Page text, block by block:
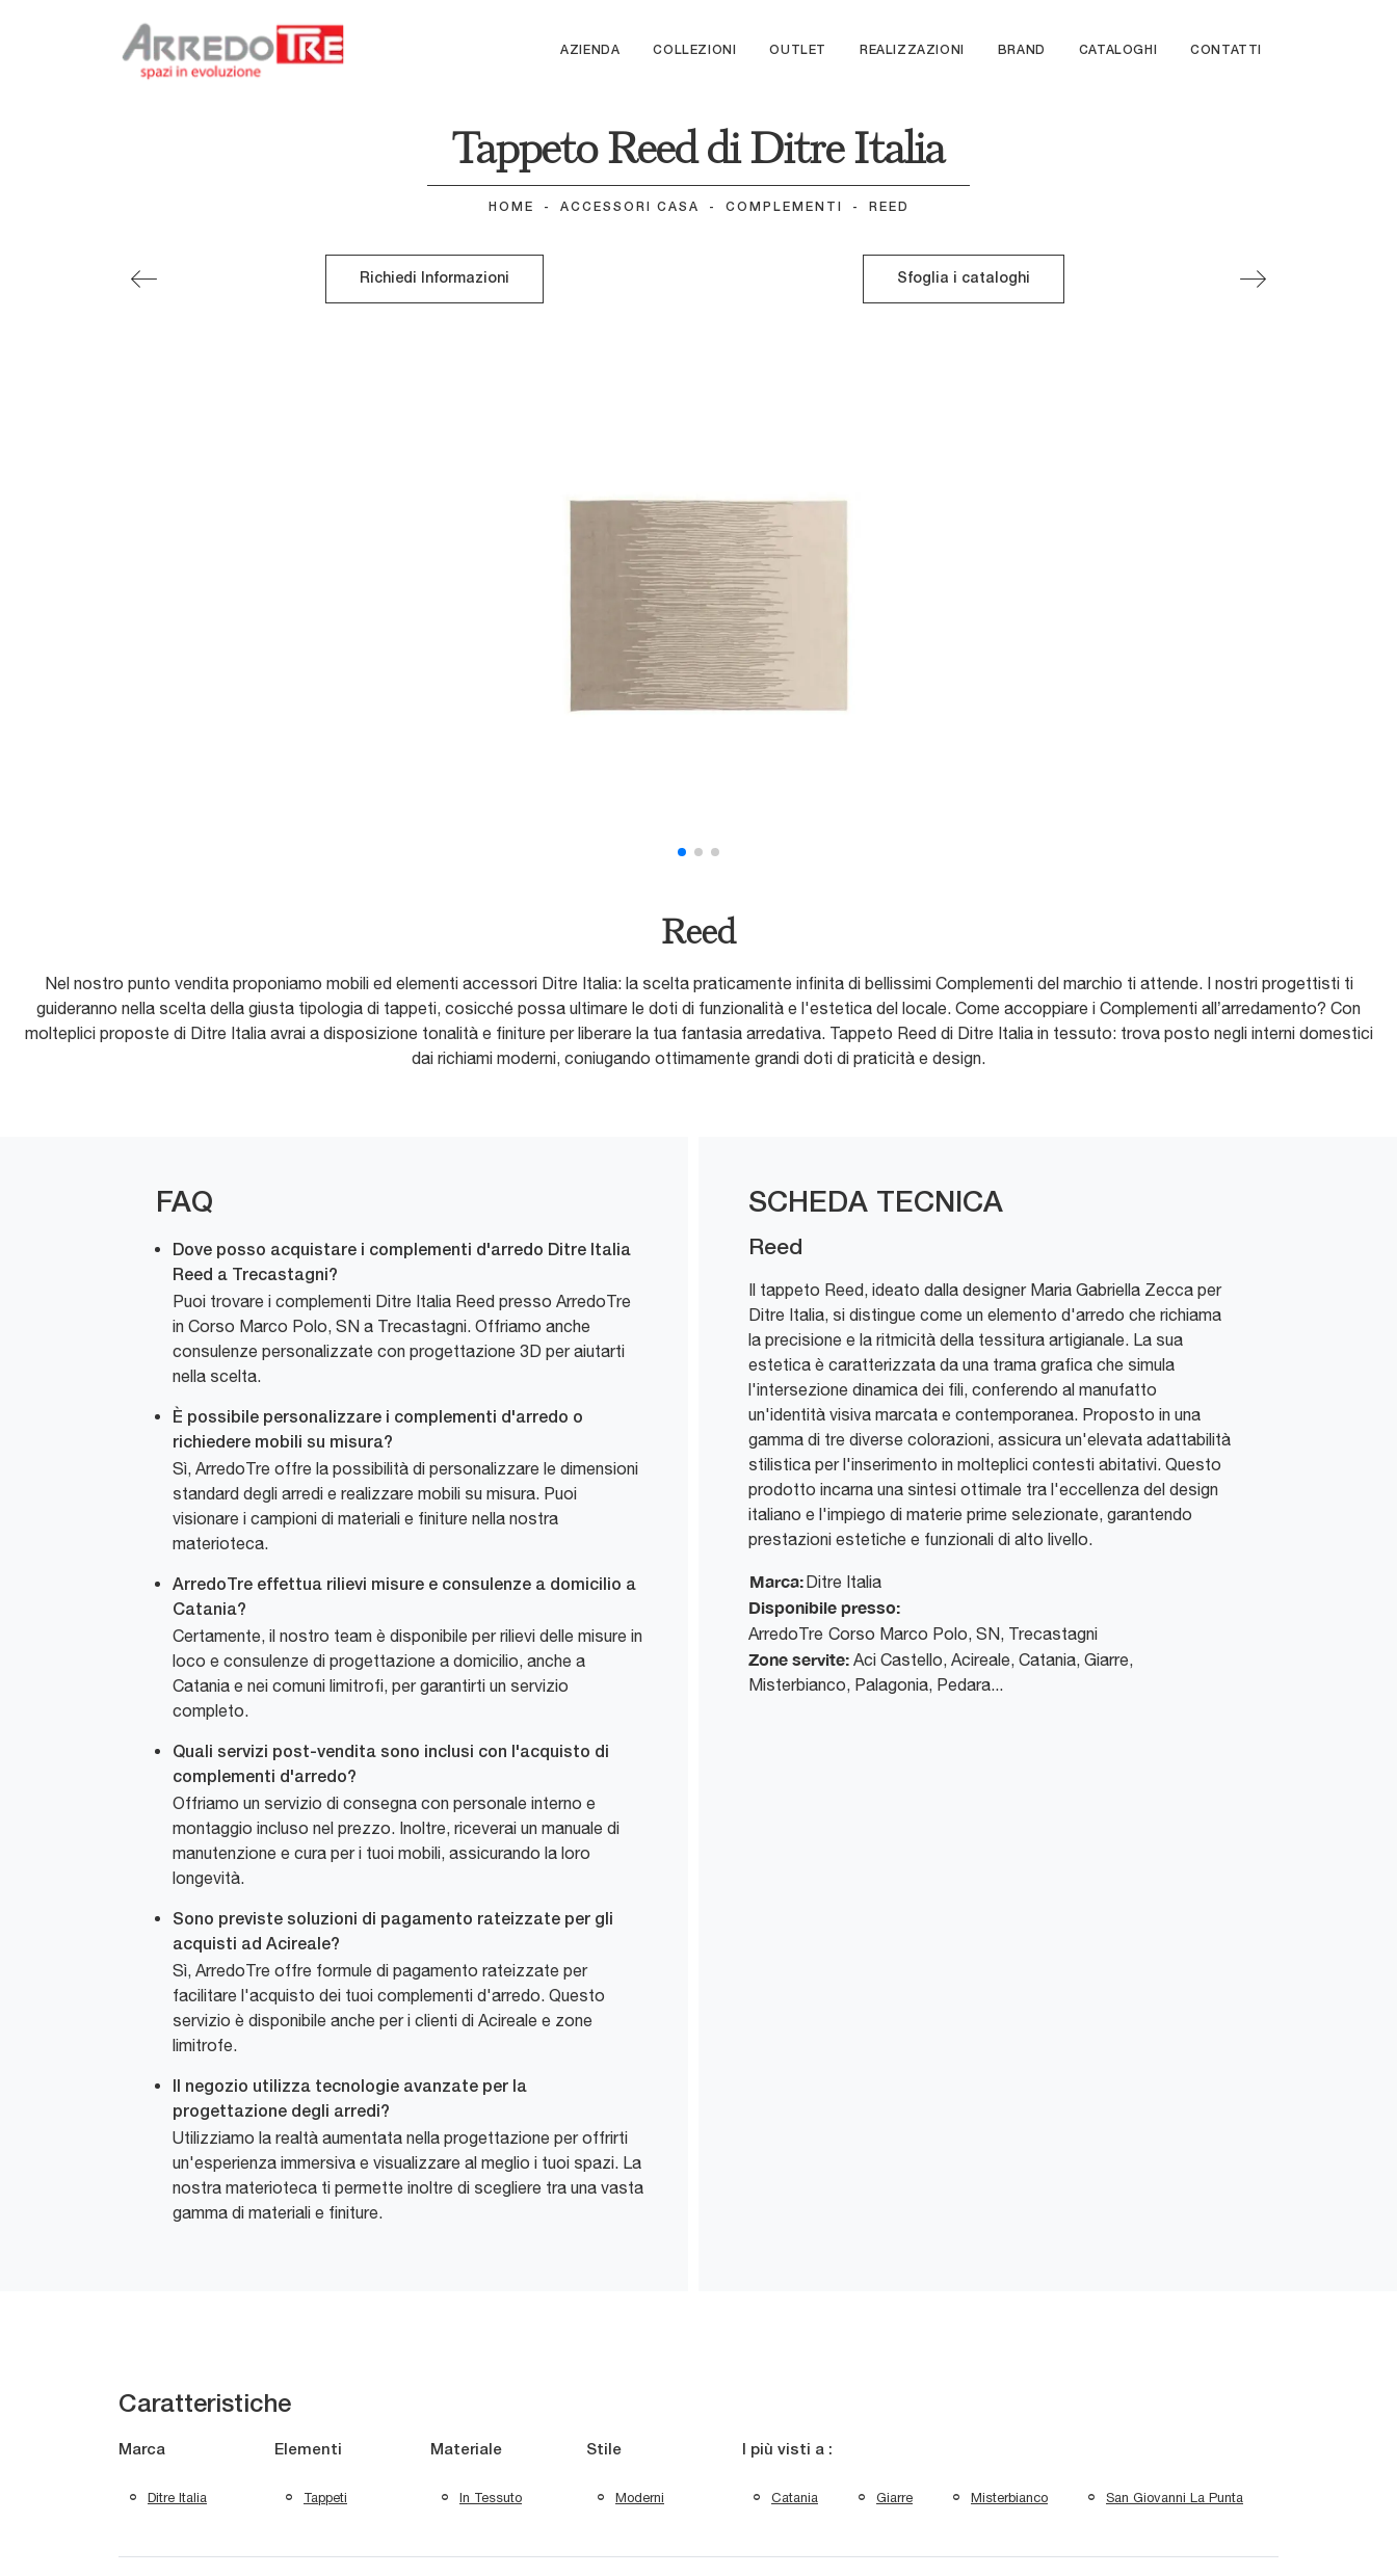
AZIENDA COLLEZIONI OUTLET REALIZZAZIONI BRAND CATALOGHI CONTATTI
Tappeto Reed di Ditre Italia
HOME - ACCESSORI CASA - COMPLEMENTI - REED
Richiedi Informazioni Sfoglia i cataloghi
Reed
Nel nostro punto vendita proponiamo mobili ed elementi accessori Ditre Italia: la scelta praticamente infinita di bellissimi Complementi del marchio ti attende. I nostri progettisti ti
guideranno nella scelta della giusta tipologia di tappeti, cosicché possa ultimare le doti di funzionalità e l'estetica del locale. Come accoppiare i Complementi all’arredamento? Con
molteplici proposte di Ditre Italia avrai a disposizione tonalità e finiture per liberare la tua fantasia arredativa. Tappeto Reed di Ditre Italia in tessuto: trova posto negli interni domestici
dai richiami moderni, coniugando ottimamente grandi doti di praticità e design.
FAQ
Dove posso acquistare i complementi d'arredo Ditre Italia
Reed a Trecastagni?
Puoi trovare i complementi Ditre Italia Reed presso ArredoTre
in Corso Marco Polo, SN a Trecastagni. Offriamo anche
consulenze personalizzate con progettazione 3D per aiutarti
nella scelta.
È possibile personalizzare i complementi d'arredo o
richiedere mobili su misura?
Sì, ArredoTre offre la possibilità di personalizzare le dimensioni
standard degli arredi e realizzare mobili su misura. Puoi
visionare i campioni di materiali e finiture nella nostra
materioteca.
ArredoTre effettua rilievi misure e consulenze a domicilio a
Catania?
Certamente, il nostro team è disponibile per rilievi delle misure in
loco e consulenze di progettazione a domicilio, anche a
Catania e nei comuni limitrofi, per garantirti un servizio
completo.
Quali servizi post-vendita sono inclusi con l'acquisto di
complementi d'arredo?
Offriamo un servizio di consegna con personale interno e
montaggio incluso nel prezzo. Inoltre, riceverai un manuale di
manutenzione e cura per i tuoi mobili, assicurando la loro
longevità.
Sono previste soluzioni di pagamento rateizzate per gli
acquisti ad Acireale?
Sì, ArredoTre offre formule di pagamento rateizzate per
facilitare l'acquisto dei tuoi complementi d'arredo. Questo
servizio è disponibile anche per i clienti di Acireale e zone
limitrofe.
Il negozio utilizza tecnologie avanzate per la
progettazione degli arredi?
Utilizziamo la realtà aumentata nella progettazione per offrirti
un'esperienza immersiva e visualizzare al meglio i tuoi spazi. La
nostra materioteca ti permette inoltre di scegliere tra una vasta
gamma di materiali e finiture.
SCHEDA TECNICA
Reed
Il tappeto Reed, ideato dalla designer Maria Gabriella Zecca per
Ditre Italia, si distingue come un elemento d'arredo che richiama
la precisione e la ritmicità della tessitura artigianale. La sua
estetica è caratterizzata da una trama grafica che simula
l'intersezione dinamica dei fili, conferendo al manufatto
un'identità visiva marcata e contemporanea. Proposto in una
gamma di tre diverse colorazioni, assicura un'elevata adattabilità
stilistica per l'inserimento in molteplici contesti abitativi. Questo
prodotto incarna una sintesi ottimale tra l'eccellenza del design
italiano e l'impiego di materie prime selezionate, garantendo
prestazioni estetiche e funzionali di alto livello.
Marca:Ditre Italia
Disponibile presso:
ArredoTre Corso Marco Polo, SN, Trecastagni
Zone servite: Aci Castello, Acireale, Catania, Giarre,
Misterbianco, Palagonia, Pedara...
Caratteristiche
Marca
Ditre Italia
Elementi
Tappeti
Materiale
In Tessuto
Stile
Moderni
I più visti a :
Catania Giarre Misterbianco San Giovanni La Punta